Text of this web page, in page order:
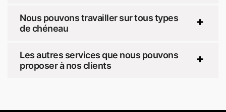
Nous pouvons travailler sur tous types
de chéneau
Les autres services que nous pouvons
proposer à nos clients